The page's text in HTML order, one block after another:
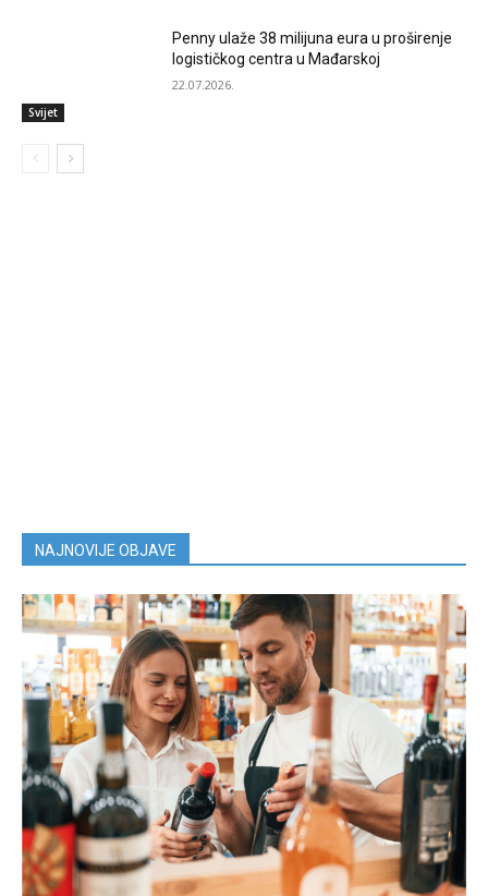
Svijet
Penny ulaže 38 milijuna eura u proširenje
logističkog centra u Mađarskoj
22.07.2026.
NAJNOVIJE OBJAVE